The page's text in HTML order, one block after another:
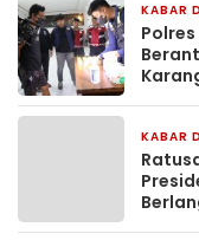
KABAR
KABAR